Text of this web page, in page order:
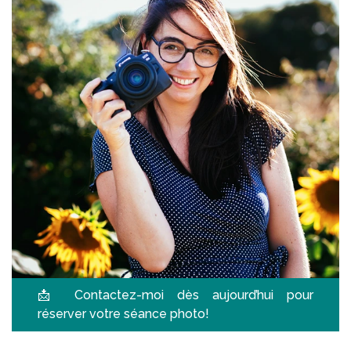
📩 Contactez-moi dès aujourd’hui pour
réserver votre séance photo!